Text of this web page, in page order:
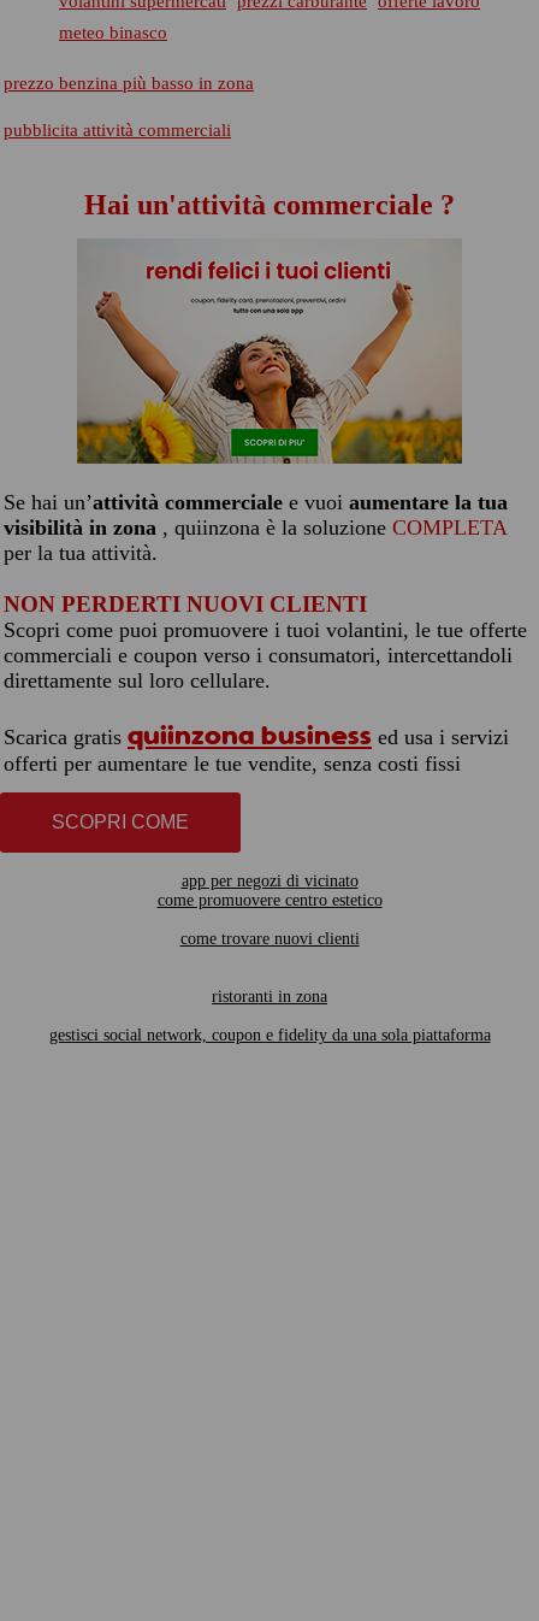
meteo binasco
prezzo benzina più basso in zona
pubblicita attività commerciali
Hai un'attività commerciale ?
Se hai un’attività commerciale e vuoi aumentare la tua
visibilità in zona , quiinzona è la soluzione COMPLETA
per la tua attività.
NON PERDERTI NUOVI CLIENTI
Scopri come puoi promuovere i tuoi volantini, le tue offerte
commerciali e coupon verso i consumatori, intercettandoli
direttamente sul loro cellulare.
Scarica gratis quiinzona business ed usa i servizi
offerti per aumentare le tue vendite, senza costi fissi
SCOPRI COME
app per negozi di vicinato
come promuovere centro estetico
come trovare nuovi clienti
ristoranti in zona
gestisci social network, coupon e fidelity da una sola piattaforma